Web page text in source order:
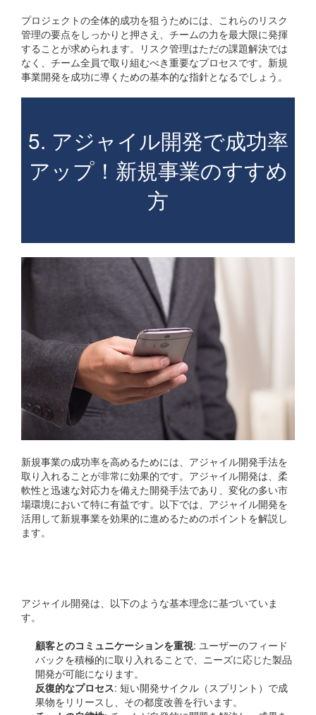
プロジェクトの全体的成功を狙うためには、これらのリスク
管理の要点をしっかりと押さえ、チームの力を最大限に発揮
することが求められます。リスク管理はただの課題解決では
なく、チーム全員で取り組むべき重要なプロセスです。新規
事業開発を成功に導くための基本的な指針となるでしょう。
5. アジャイル開発で成功率
アップ！新規事業のすすめ
方
新規事業の成功率を高めるためには、アジャイル開発手法を
取り入れることが非常に効果的です。アジャイル開発は、柔
軟性と迅速な対応力を備えた開発手法であり、変化の多い市
場環境において特に有益です。以下では、アジャイル開発を
活用して新規事業を効果的に進めるためのポイントを解説し
ます。
アジャイル開発は、以下のような基本理念に基づいていま
す。
顧客とのコミュニケーションを重視: ユーザーのフィード
バックを積極的に取り入れることで、ニーズに応じた製品
開発が可能になります。
反復的なプロセス: 短い開発サイクル（スプリント）で成
果物をリリースし、その都度改善を行います。